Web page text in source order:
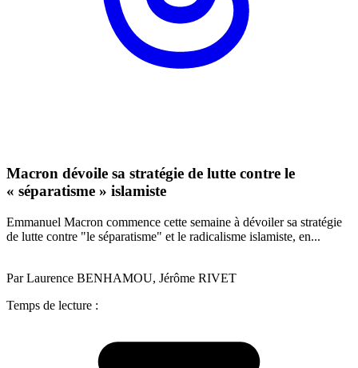
Macron dévoile sa stratégie de lutte contre le
« séparatisme » islamiste
Emmanuel Macron commence cette semaine à dévoiler sa stratégie
de lutte contre "le séparatisme" et le radicalisme islamiste, en...
Par Laurence BENHAMOU, Jérôme RIVET
Temps de lecture :